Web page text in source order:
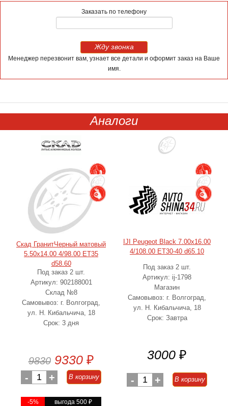
Заказать по телефону
Жду звонка
Менеджер перезвонит вам, узнает все детали и оформит заказ на Ваше
имя.
Аналоги
Скад ГранитЧерный матовый
5.50x14.00 4/98.00 ET35
d58.60
Под заказ 2 шт.
Артикул: 902188001
Склад №8
Самовывоз: г. Волгоград,
ул. Н. Кибальчича, 18
Срок: 3 дня
9830 9330 ₽
- 1 + В корзину
-5% выгода 500 ₽
IJI Peugeot Black 7.00x16.00
4/108.00 ET30-40 d65.10
Под заказ 2 шт.
Артикул: ij-1798
Магазин
Самовывоз: г. Волгоград,
ул. Н. Кибальчича, 18
Срок: Завтра
3000 ₽
- 1 + В корзину